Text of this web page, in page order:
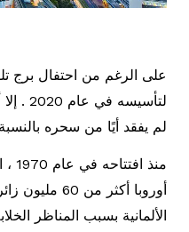
على الرغم من احتفال برج
لم يفقد أيًا من سحره بالنسبة
أوروبا أكثر
الألمانية بسبب المناظر